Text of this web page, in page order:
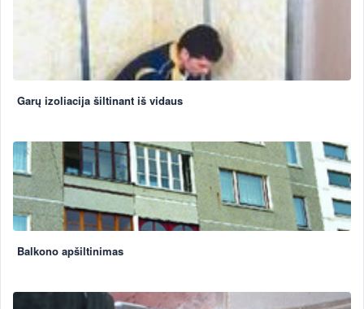
Garų izoliacija šiltinant iš vidaus
Balkono apšiltinimas